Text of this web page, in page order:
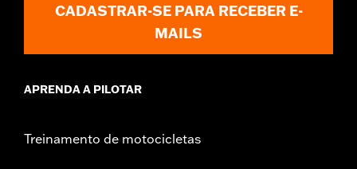
CADASTRAR-SE PARA RECEBER E-
MAILS
APRENDA A PILOTAR
Treinamento de motocicletas